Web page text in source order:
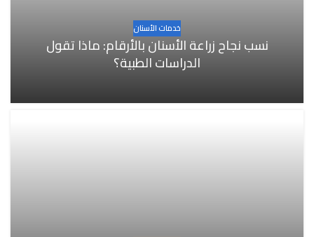
خدمات الأسنان
نسب نجاح زراعة الأسنان بالأرقام: ماذا تقول
الدراسات الطبية؟